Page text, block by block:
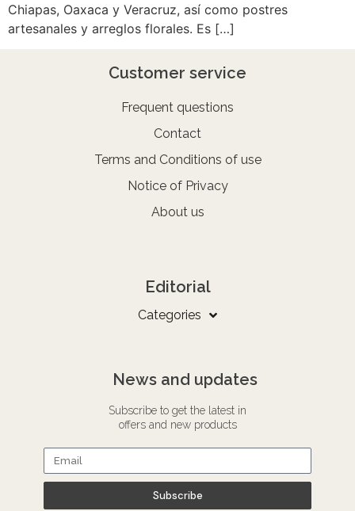
Chiapas, Oaxaca y Veracruz, así como postres
artesanales y arreglos florales. Es […]
Customer service
Frequent questions
Contact
Terms and Conditions of use
Notice of Privacy
About us
Editorial
Categories
News and updates
Subscribe to get the latest in
offers and new products
Subscribe